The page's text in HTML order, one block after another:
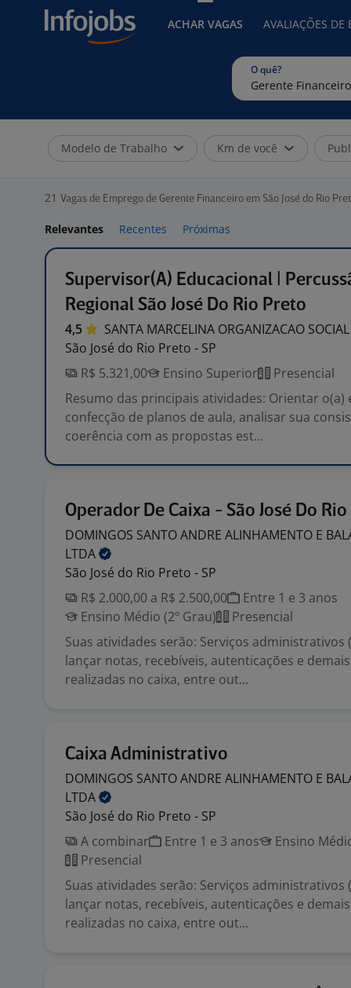
ACHAR VAGAS AVALIAÇÕES DE
O quê?
Modelo de Trabalho Km de você
21 Vagas de Emprego de Gerente Financeiro em São José do Rio
Relevantes Recentes Próximas
Supervisor(A) Educacional |
Regional São José Do Rio Preto
4,5
SANTA MARCELINA ORGANIZACAO
São José do Rio Preto - SP
R$ 5.321,00
Ensino Superior
Presencial
Resumo das principais atividades: Orientar o(a)
confecção de planos de aula, analisar sua
coerência com as propostas est...
Operador De Caixa - São José Do
DOMINGOS SANTO ANDRE ALINHAMENTO E
LTDA
São José do Rio Preto - SP
R$ 2.000,00 a R$ 2.500,00
Entre 1 e 3 anos
Ensino Médio (2º Grau)
Presencial
Suas atividades serão: Serviços administrativos
lançar notas, recebíveis, autenticações e
realizadas no caixa, entre out...
Caixa Administrativo
DOMINGOS SANTO ANDRE ALINHAMENTO E
LTDA
São José do Rio Preto - SP
A combinar
Entre 1 e 3 anos
Ensino
Presencial
Suas atividades serão: Serviços administrativos
lançar notas, recebíveis, autenticações e
realizadas no caixa, entre out...